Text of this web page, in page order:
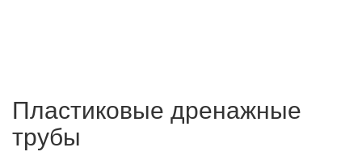
Пластиковые дренажные
трубы